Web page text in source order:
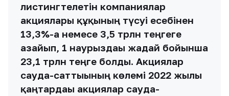
листингтелетін компаниялар
акциялары құқының түсуі есебінен
13,3%-ға немесе 3,5 трлн теңгеге
азайып, 1 наурыздағы жағдай бойынша
23,1 трлн теңге болды. Акциялар
сауда-саттығының көлемі 2022 жылғы
қаңтардағы акциялар сауда-